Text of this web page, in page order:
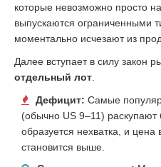
которые невозможно просто
выпускаются ограниченными
моментально исчезают из
Далее вступает в силу закон
отдельный лот
Дефицит: Самые
(обычно US 9–11)
образуется нехватка, и
становится выше.